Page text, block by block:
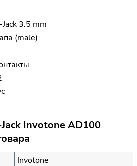
3.5 mm
(male)
Invotone AD100
Invotone